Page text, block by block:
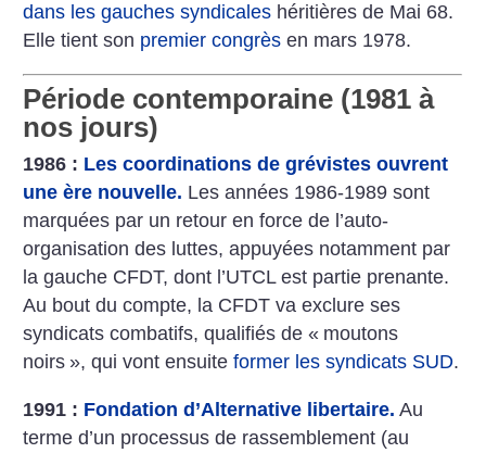
dans les gauches syndicales héritières de Mai 68.
Elle tient son premier congrès en mars 1978.
Période contemporaine (1981 à
nos jours)
1986 : Les coordinations de grévistes ouvrent
une ère nouvelle. Les années 1986-1989 sont
marquées par un retour en force de l’auto-
organisation des luttes, appuyées notamment par
la gauche CFDT, dont l’UTCL est partie prenante.
Au bout du compte, la CFDT va exclure ses
syndicats combatifs, qualifiés de « moutons
noirs », qui vont ensuiteformer les syndicats SUD.
1991 : Fondation d’Alternative libertaire. Au
terme d’un processus de rassemblement (au